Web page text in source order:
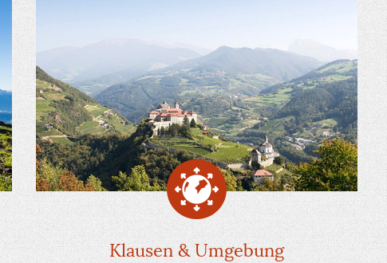
Klausen & Umgebung